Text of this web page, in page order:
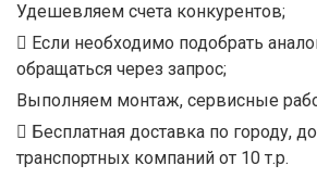
Удешевляем счета конкурентов;
Если необходимо подобрать
обращаться через запрос;
Выполняем монтаж, сервисные
Бесплатная доставка по городу,
транспортных компаний от 10 т.р.